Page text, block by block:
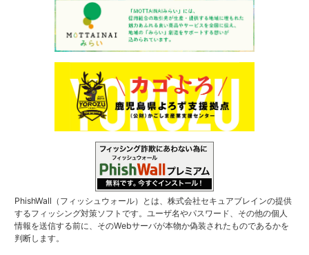
PhishWall（フィッシュウォール）とは、株式会社セキュアブレインの提供
するフィッシング対策ソフトです。ユーザ名やパスワード、その他の個人
情報を送信する前に、そのWebサーバが本物か偽装されたものであるかを
判断します。